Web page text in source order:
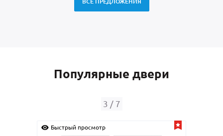
Популярные двери
4 / 7
Быстрый просмотр